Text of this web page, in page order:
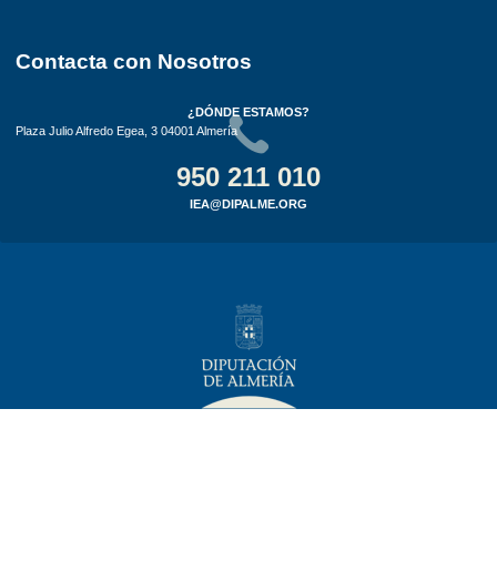
Contacta con Nosotros
¿DÓNDE ESTAMOS?
Plaza Julio Alfredo Egea, 3 04001 Almería
950 211 010
IEA@DIPALME.ORG